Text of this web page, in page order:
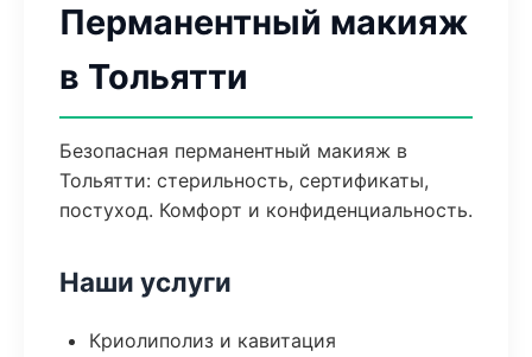
Перманентный макияж
в Тольятти
Безопасная перманентный макияж в
Тольятти: стерильность, сертификаты,
постуход. Комфорт и конфиденциальность.
Наши услуги
Криолиполиз и кавитация